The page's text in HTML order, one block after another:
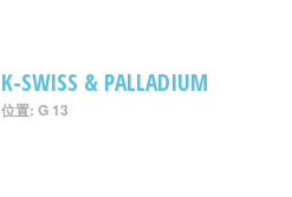
K-SWISS & PALLADIUM
位置: G 13